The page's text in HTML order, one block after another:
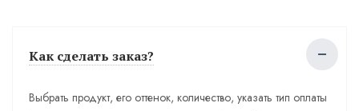
Как сделать заказ?
Выбрать продукт, его оттенок, количество, указать тип оплаты